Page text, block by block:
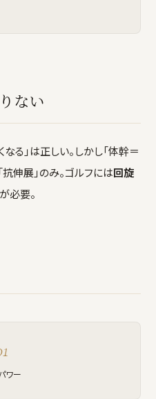
ない
る」は正しい。しかし「体幹＝
抗伸展」のみ。ゴルフには回旋
必要。
ワー